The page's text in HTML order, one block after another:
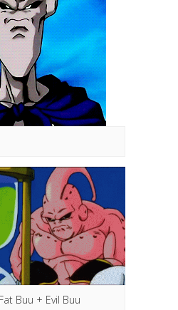
Buu + Evil Buu